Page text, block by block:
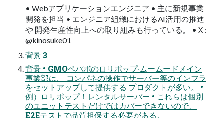
• Webアプリケーションエンジニア • 主に新規事業
開発を担当 • エンジニア組織におけるAI活⽤の推進
や 開発⽣産性向上への取り組みも⾏っている。 • X :
@kinosuke01
背景 3
背景 • GMOペパボのロリポップ‧ムームードメイン
事業部は、 コンパネの操作でサーバー等のインフラ
をセットアップして提供する プロダクトが多い。 •
例）ロリポップ！レンタルサーバー • これらは個別
のユニットテストだけではカバーできないので、
E2Eテストで品質担保する必要がある。